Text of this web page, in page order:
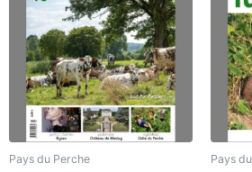
Pays du Perche Pays